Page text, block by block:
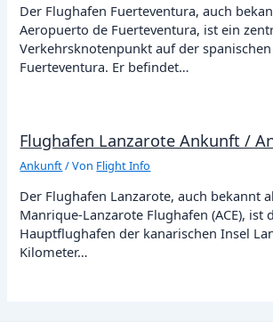
Der Flughafen Fuerteventura, auch
Aeropuerto de Fuerteventura, ist ein
Verkehrsknotenpunkt auf der
Fuerteventura. Er befindet…
Flughafen Lanzarote Ankunft /
Ankunft/ Von Flight Info
Der Flughafen Lanzarote, auch bekannt
Manrique-Lanzarote Flughafen (ACE), ist
Hauptflughafen der kanarischen Insel
Kilometer…